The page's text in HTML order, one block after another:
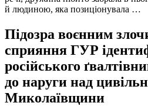
й людиною, яка позиціонувала …
Підозра воєнним
сприяння ГУР
російського
до наруги над
Миколаївщини